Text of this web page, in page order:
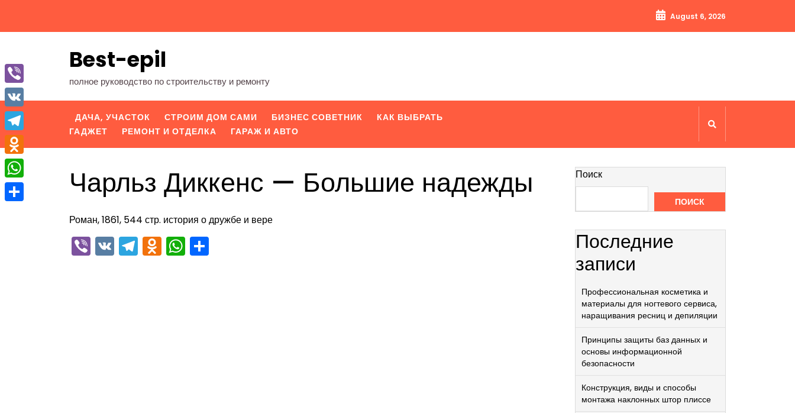
содержимому
August 6, 2026
Best-epil
полное руководство по строительству и ремонту
ДАЧА, УЧАСТОК СТРОИМ ДОМ САМИ БИЗНЕС СОВЕТНИК
КАК ВЫБРАТЬ
ГАДЖЕТ
РЕМОНТ И ОТДЕЛКА ГАРАЖ И АВТО
Чарльз Диккенс — Большие надежды
Роман, 1861, 544 стр. история о дружбе и вере
Viber
VKTelegram
Odnoklassniki
WhatsApp
Поиск
ПОИСК
Последние
записи
Профессиональная косметика и
материалы для ногтевого сервиса,
наращивания ресниц и депиляции
Принципы защиты баз данных и
основы информационной
безопасности
Конструкция, виды и способы
монтажа наклонных штор плиссе
Viber
VK
Telegram
Odnoklassniki
WhatsApp